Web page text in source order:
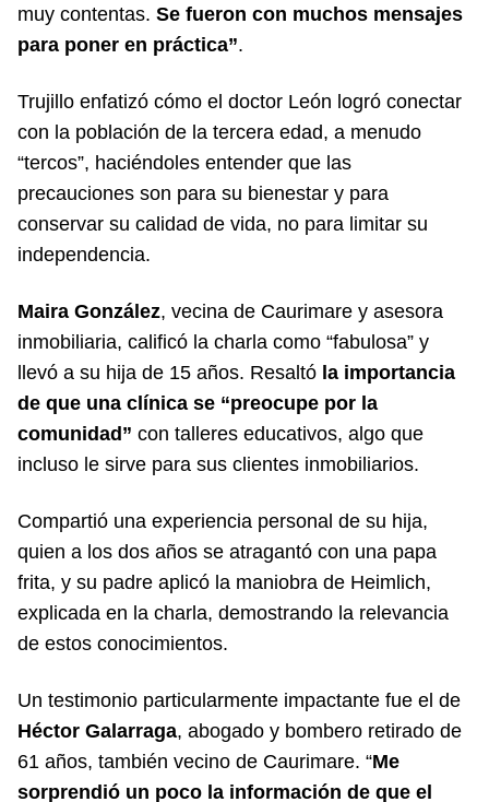
muy contentas. Se fueron con muchos mensajes
para poner en práctica”.
Trujillo enfatizó cómo el doctor León logró conectar
con la población de la tercera edad, a menudo
“tercos”, haciéndoles entender que las
precauciones son para su bienestar y para
conservar su calidad de vida, no para limitar su
independencia.
Maira González, vecina de Caurimare y asesora
inmobiliaria, calificó la charla como “fabulosa” y
llevó a su hija de 15 años. Resaltó la importancia
de que una clínica se “preocupe por la
comunidad” con talleres educativos, algo que
incluso le sirve para sus clientes inmobiliarios.
Compartió una experiencia personal de su hija,
quien a los dos años se atragantó con una papa
frita, y su padre aplicó la maniobra de Heimlich,
explicada en la charla, demostrando la relevancia
de estos conocimientos.
Un testimonio particularmente impactante fue el de
Héctor Galarraga, abogado y bombero retirado de
61 años, también vecino de Caurimare. “Me
sorprendió un poco la información de que el